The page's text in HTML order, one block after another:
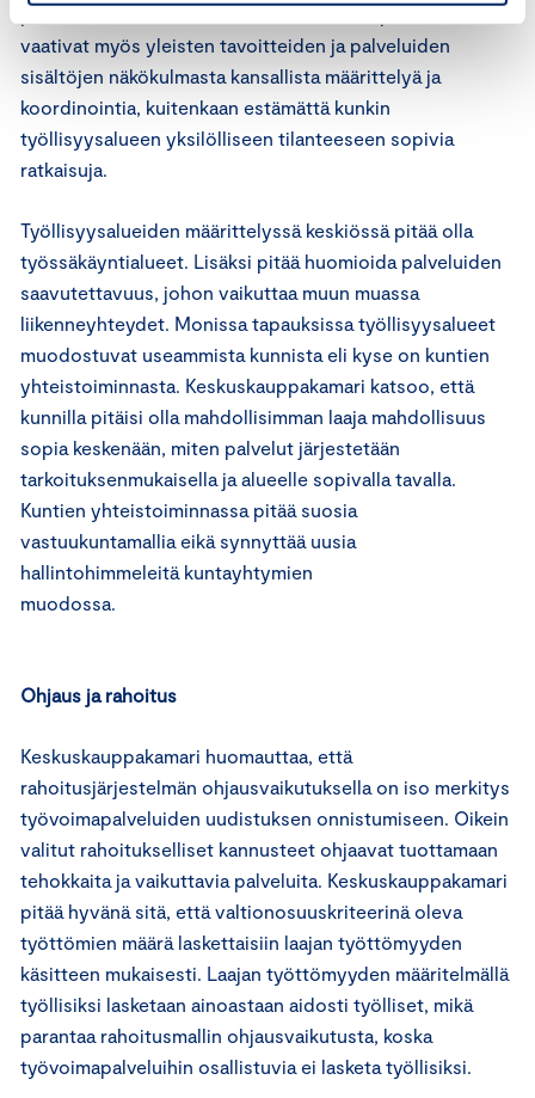
pitää olla riittävän suuria. Yhdenvertaiset palvelut
vaativat myös yleisten tavoitteiden ja palveluiden
sisältöjen näkökulmasta kansallista määrittelyä ja
koordinointia, kuitenkaan estämättä kunkin
työllisyysalueen yksilölliseen tilanteeseen sopivia
ratkaisuja.
Työllisyysalueiden määrittelyssä keskiössä pitää olla
työssäkäyntialueet. Lisäksi pitää huomioida palveluiden
saavutettavuus, johon vaikuttaa muun muassa
liikenneyhteydet. Monissa tapauksissa työllisyysalueet
muodostuvat useammista kunnista eli kyse on kuntien
yhteistoiminnasta. Keskuskauppakamari katsoo, että
kunnilla pitäisi olla mahdollisimman laaja mahdollisuus
sopia keskenään, miten palvelut järjestetään
tarkoituksenmukaisella ja alueelle sopivalla tavalla.
Kuntien yhteistoiminnassa pitää suosia
vastuukuntamallia eikä synnyttää uusia
hallintohimmeleitä kuntayhtymien
muodossa.
Ohjaus ja rahoitus
Keskuskauppakamari huomauttaa, että
rahoitusjärjestelmän ohjausvaikutuksella on iso merkitys
työvoimapalveluiden uudistuksen onnistumiseen. Oikein
valitut rahoitukselliset kannusteet ohjaavat tuottamaan
tehokkaita ja vaikuttavia palveluita. Keskuskauppakamari
pitää hyvänä sitä, että valtionosuuskriteerinä oleva
työttömien määrä laskettaisiin laajan työttömyyden
käsitteen mukaisesti. Laajan työttömyyden määritelmällä
työllisiksi lasketaan ainoastaan aidosti työlliset, mikä
parantaa rahoitusmallin ohjausvaikutusta, koska
työvoimapalveluihin osallistuvia ei lasketa työllisiksi.